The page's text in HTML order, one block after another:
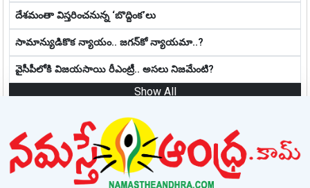
దేశమంతా విస్తరించనున్న ‘బొద్దింక’లు
సామాన్యుడికొక న్యాయం.. జ‌గ‌న్‌కో న్యాయ‌మా..?
వైసీపీలోకి విజయసాయి రీఎంట్రీ.. అసలు నిజమేంటి?
Show All